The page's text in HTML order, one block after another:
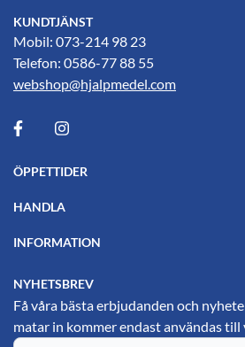
KUNDTJÄNST
Mobil: 073-214 98 23
Telefon: 0586-77 88 55
webshop@hjalpmedel.com
ÖPPETTIDER
Fredag 10-15
PL's Hjälpmedelsbutik
69134 Karlskoga
Hitta till oss (Google maps)
HANDLA
INFORMATION
Blogg
Nyhetsbrev
NYHETSBREV
Få våra bästa erbjudanden och
matar in kommer endast användas till